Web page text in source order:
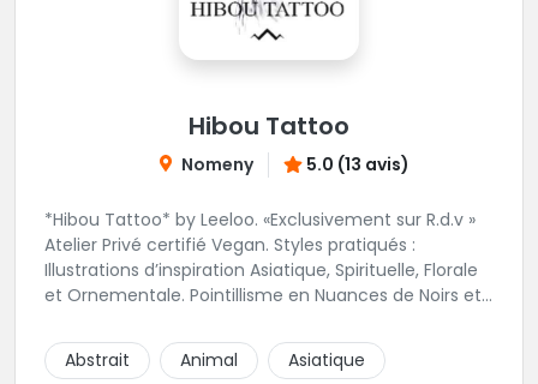
Hibou Tattoo
Nomeny 5.0 (13 avis)
*Hibou Tattoo* by Leeloo. «Exclusivement sur R.d.v »
Atelier Privé certifié Vegan. Styles pratiqués :
Illustrations d’inspiration Asiatique, Spirituelle, Florale
et Ornementale. Pointillisme en Nuances de Noirs et
de l’Atelier :
https://www.facebook.com/HibouTattoos
Abstrait Animal
Asiatique